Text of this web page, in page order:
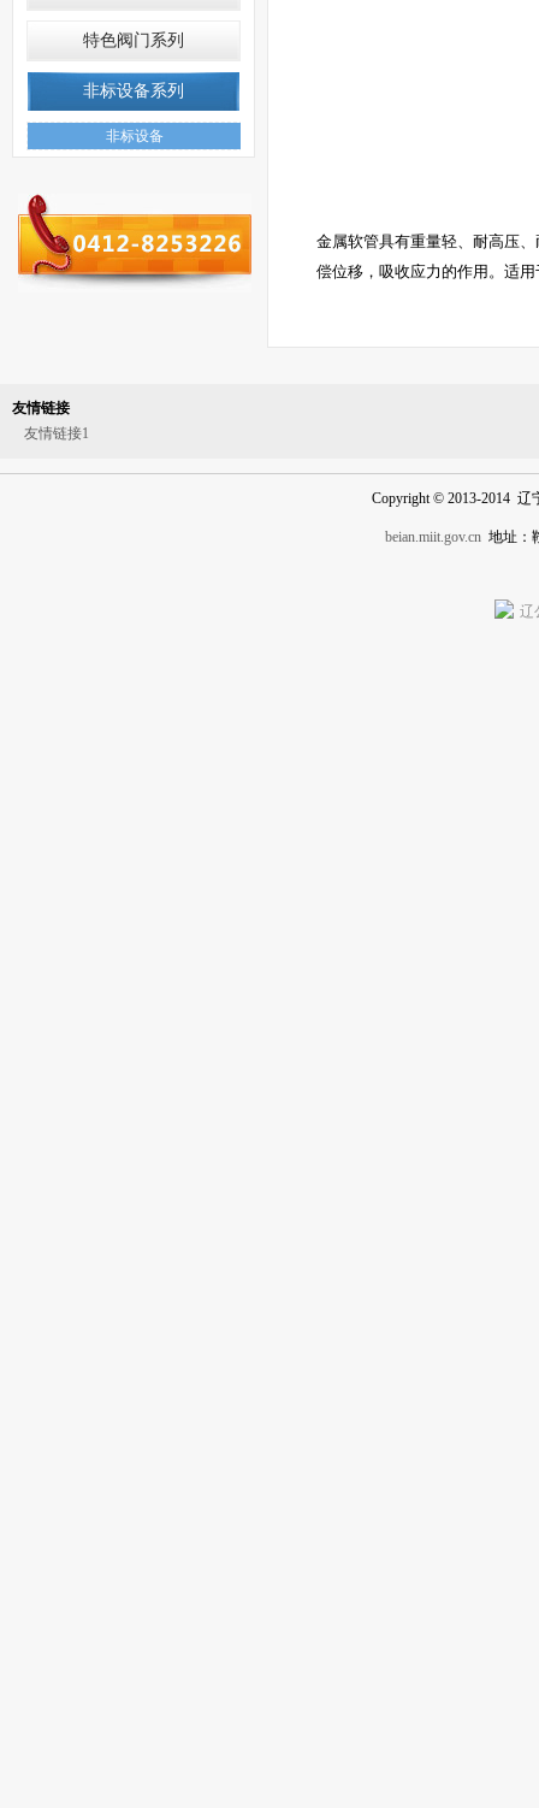
特色阀门系列
非标设备系列
非标设备
金属软管具有重量轻、耐高压
偿位移，吸收应力的作用。适
友情链接
友情链接1
Copyright © 2013-2014 辽
beian.miit.gov.cn地址：
辽